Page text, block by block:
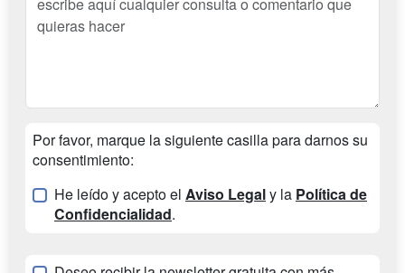
Por favor, marque la siguiente casilla para darnos su
consentimiento:
He leído y acepto el Aviso Legaly la Política de
Confidencialidad.